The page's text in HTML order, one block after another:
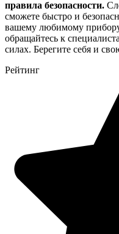
правила безопасности.
сможете быстро и
вашему любимому
обращайтесь к
силах. Берегите себя и
Рейтинг